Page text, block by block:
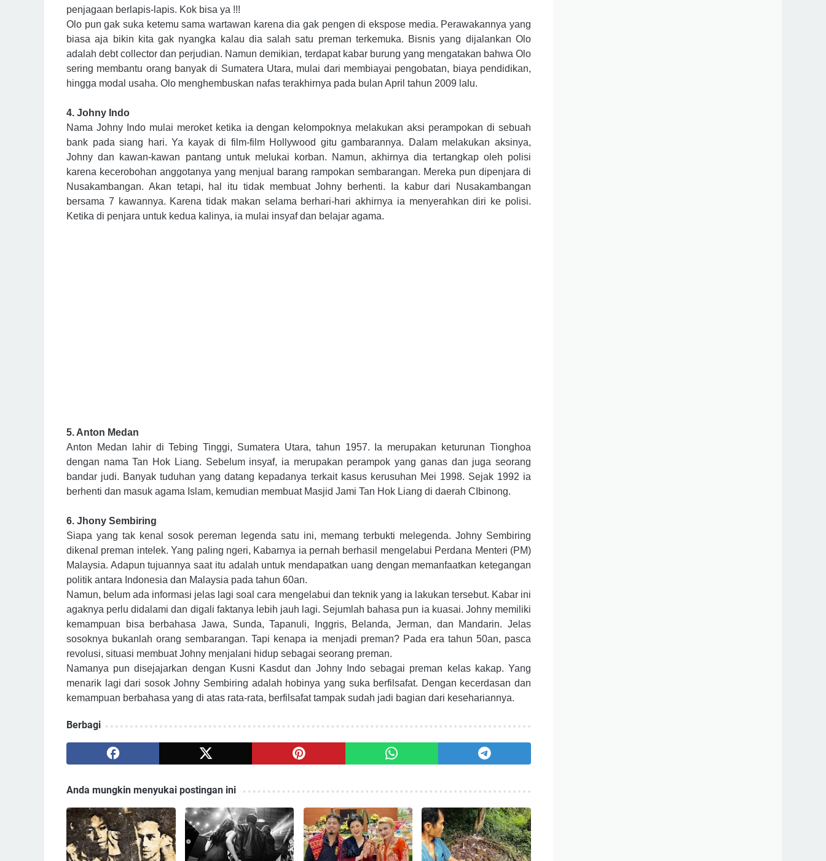
penjagaan berlapis-lapis. Kok bisa ya !!!
Olo pun gak suka ketemu sama wartawan karena dia gak pengen di ekspose media. Perawakannya yang
biasa aja bikin kita gak nyangka kalau dia salah satu preman terkemuka. Bisnis yang dijalankan Olo
adalah debt collector dan perjudian. Namun demikian, terdapat kabar burung yang mengatakan bahwa Olo
sering membantu orang banyak di Sumatera Utara, mulai dari membiayai pengobatan, biaya pendidikan,
hingga modal usaha. Olo menghembuskan nafas terakhirnya pada bulan April tahun 2009 lalu.
4. Johny Indo
Nama Johny Indo mulai meroket ketika ia dengan kelompoknya melakukan aksi perampokan di sebuah
bank pada siang hari. Ya kayak di film-film Hollywood gitu gambarannya. Dalam melakukan aksinya,
Johny dan kawan-kawan pantang untuk melukai korban. Namun, akhirnya dia tertangkap oleh polisi
karena kecerobohan anggotanya yang menjual barang rampokan sembarangan. Mereka pun dipenjara di
Nusakambangan. Akan tetapi, hal itu tidak membuat Johny berhenti. Ia kabur dari Nusakambangan
bersama 7 kawannya. Karena tidak makan selama berhari-hari akhirnya ia menyerahkan diri ke polisi.
Ketika di penjara untuk kedua kalinya, ia mulai insyaf dan belajar agama.
5. Anton Medan
Anton Medan lahir di Tebing Tinggi, Sumatera Utara, tahun 1957. Ia merupakan keturunan Tionghoa
dengan nama Tan Hok Liang. Sebelum insyaf, ia merupakan perampok yang ganas dan juga seorang
bandar judi. Banyak tuduhan yang datang kepadanya terkait kasus kerusuhan Mei 1998. Sejak 1992 ia
berhenti dan masuk agama Islam, kemudian membuat Masjid Jami Tan Hok Liang di daerah CIbinong.
6. Jhony Sembiring
Siapa yang tak kenal sosok pereman legenda satu ini, memang terbukti melegenda. Johny Sembiring
dikenal preman intelek. Yang paling ngeri, Kabarnya ia pernah berhasil mengelabui Perdana Menteri (PM)
Malaysia. Adapun tujuannya saat itu adalah untuk mendapatkan uang dengan memanfaatkan ketegangan
politik antara Indonesia dan Malaysia pada tahun 60an.
Namun, belum ada informasi jelas lagi soal cara mengelabui dan teknik yang ia lakukan tersebut. Kabar ini
agaknya perlu didalami dan digali faktanya lebih jauh lagi. Sejumlah bahasa pun ia kuasai. Johny memiliki
kemampuan bisa berbahasa Jawa, Sunda, Tapanuli, Inggris, Belanda, Jerman, dan Mandarin. Jelas
sosoknya bukanlah orang sembarangan. Tapi kenapa ia menjadi preman? Pada era tahun 50an, pasca
revolusi, situasi membuat Johny menjalani hidup sebagai seorang preman.
Namanya pun disejajarkan dengan Kusni Kasdut dan Johny Indo sebagai preman kelas kakap. Yang
menarik lagi dari sosok Johny Sembiring adalah hobinya yang suka berfilsafat. Dengan kecerdasan dan
kemampuan berbahasa yang di atas rata-rata, berfilsafat tampak sudah jadi bagian dari kesehariannya.
Berbagi
Anda mungkin menyukai postingan ini